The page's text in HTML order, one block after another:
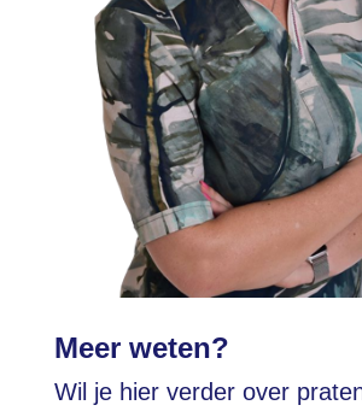
Meer weten?
Wil je hier verder over